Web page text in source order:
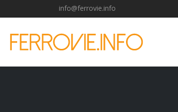
info@ferrovie.info